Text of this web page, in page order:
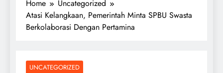
Home
Uncategorized
Atasi Kelangkaan, Pemerintah Minta SPBU Swasta
Berkolaborasi Dengan Pertamina
UNCATEGORIZED